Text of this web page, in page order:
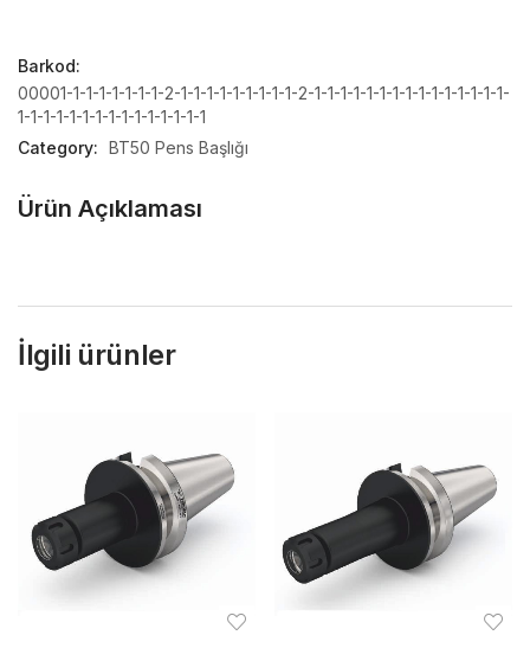
Barkod:
00001-1-1-1-1-1-1-1-2-1-1-1-1-1-1-1-1-1-2-1-1-1-1-1-1-1-1-1-1-1-1-1-1-1-
1-1-1-1-1-1-1-1-1-1-1-1-1-1-1
Category: BT50 Pens Başlığı
Ürün Açıklaması
İlgili ürünler